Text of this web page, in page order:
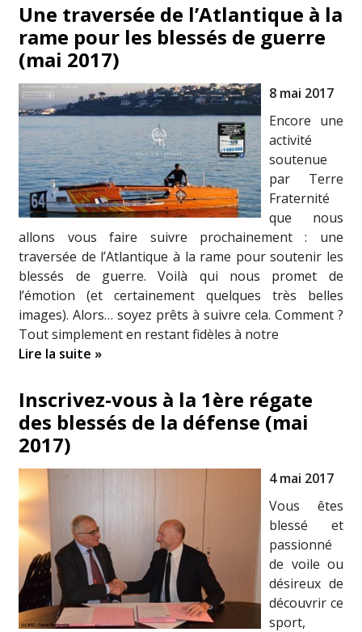
Une traversée de l’Atlantique à la
rame pour les blessés de guerre
(mai 2017)
8 mai 2017
Encore une
activité
soutenue
par Terre
Fraternité
que nous
allons vous faire suivre prochainement : une
traversée de l’Atlantique à la rame pour soutenir les
blessés de guerre. Voilà qui nous promet de
l’émotion (et certainement quelques très belles
images). Alors… soyez prêts à suivre cela. Comment ?
Tout simplement en restant fidèles à notre
Lire la suite »
Inscrivez-vous à la 1ère régate
des blessés de la défense (mai
2017)
4 mai 2017
Vous êtes
blessé et
passionné
de voile ou
désireux de
découvrir ce
sport,